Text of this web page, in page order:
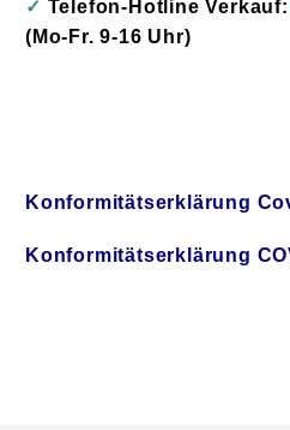
✓ Telefon-Hotline Verkauf:
(Mo-Fr. 9-16 Uhr)
Konformitätserklärung
Konformitätserklärung